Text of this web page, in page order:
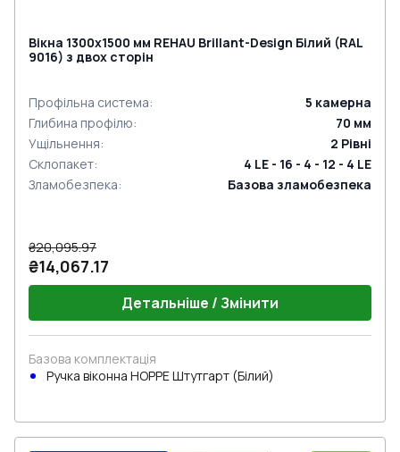
Вікна 1300x1500 мм REHAU Brillant-Design Білий (RAL
9016) з двох сторін
Профільна система: 5 камерна
Глибина профілю: 70 мм
Ущільнення: 2 Рівні
Склопакет:
4 LE - 16 - 4 - 12 - 4 LE
Зламобезпека: Базова зламобезпека
₴20,095.97
₴14,067.17
Детальніше / Змінити
Базова комплектація
Ручка віконна HOPPE Штутгарт (Білий)